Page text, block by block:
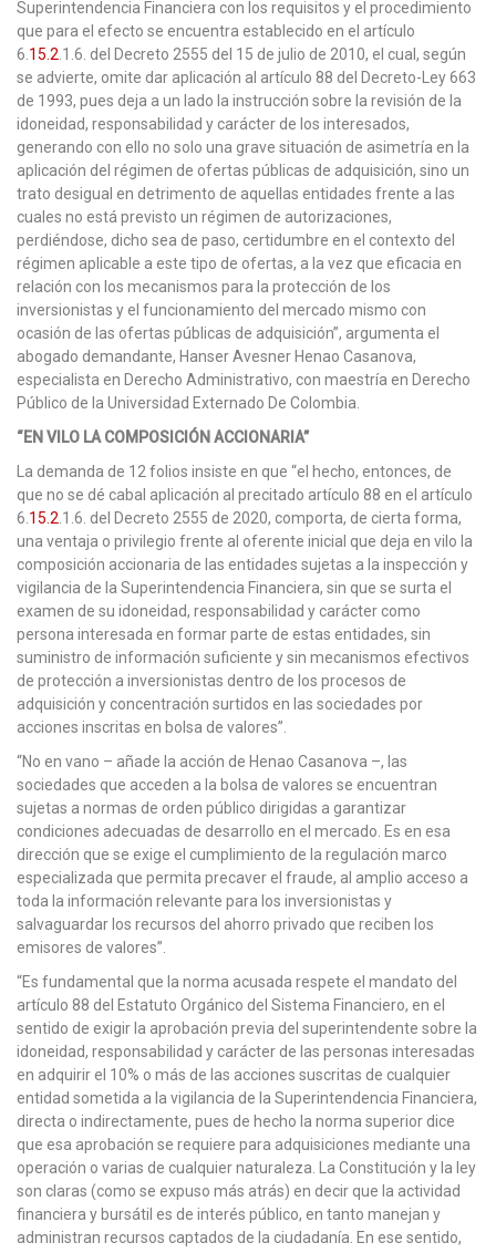
Superintendencia Financiera con los requisitos y el procedimiento
que para el efecto se encuentra establecido en el artículo
6. 15.2 .1.6. del Decreto 2555 del 15 de julio de 2010, el cual, según
se advierte, omite dar aplicación al artículo 88 del Decreto-Ley 663
de 1993, pues deja a un lado la instrucción sobre la revisión de la
idoneidad, responsabilidad y carácter de los interesados,
generando con ello no solo una grave situación de asimetría en la
aplicación del régimen de ofertas públicas de adquisición, sino un
trato desigual en detrimento de aquellas entidades frente a las
cuales no está previsto un régimen de autorizaciones,
perdiéndose, dicho sea de paso, certidumbre en el contexto del
régimen aplicable a este tipo de ofertas, a la vez que eficacia en
relación con los mecanismos para la protección de los
inversionistas y el funcionamiento del mercado mismo con
ocasión de las ofertas públicas de adquisición”, argumenta el
abogado demandante, Hanser Avesner Henao Casanova,
especialista en Derecho Administrativo, con maestría en Derecho
Público de la Universidad Externado De Colombia.
“EN VILO LA COMPOSICIÓN ACCIONARIA”
La demanda de 12 folios insiste en que “el hecho, entonces, de
que no se dé cabal aplicación al precitado artículo 88 en el artículo
6. 15.2 .1.6. del Decreto 2555 de 2020, comporta, de cierta forma,
una ventaja o privilegio frente al oferente inicial que deja en vilo la
composición accionaria de las entidades sujetas a la inspección y
vigilancia de la Superintendencia Financiera, sin que se surta el
examen de su idoneidad, responsabilidad y carácter como
persona interesada en formar parte de estas entidades, sin
suministro de información suficiente y sin mecanismos efectivos
de protección a inversionistas dentro de los procesos de
adquisición y concentración surtidos en las sociedades por
acciones inscritas en bolsa de valores”.
“No en vano – añade la acción de Henao Casanova –, las
sociedades que acceden a la bolsa de valores se encuentran
sujetas a normas de orden público dirigidas a garantizar
condiciones adecuadas de desarrollo en el mercado. Es en esa
dirección que se exige el cumplimiento de la regulación marco
especializada que permita precaver el fraude, al amplio acceso a
toda la información relevante para los inversionistas y
salvaguardar los recursos del ahorro privado que reciben los
emisores de valores”.
“Es fundamental que la norma acusada respete el mandato del
artículo 88 del Estatuto Orgánico del Sistema Financiero, en el
sentido de exigir la aprobación previa del superintendente sobre la
idoneidad, responsabilidad y carácter de las personas interesadas
en adquirir el 10% o más de las acciones suscritas de cualquier
entidad sometida a la vigilancia de la Superintendencia Financiera,
directa o indirectamente, pues de hecho la norma superior dice
que esa aprobación se requiere para adquisiciones mediante una
operación o varias de cualquier naturaleza. La Constitución y la ley
son claras (como se expuso más atrás) en decir que la actividad
financiera y bursátil es de interés público, en tanto manejan y
administran recursos captados de la ciudadanía. En ese sentido,